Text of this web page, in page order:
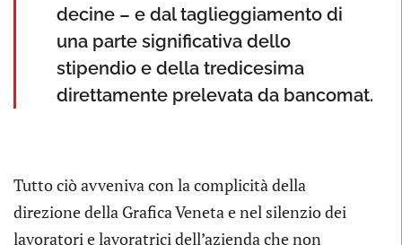
decine – e dal taglieggiamento di
una parte significativa dello
stipendio e della tredicesima
direttamente prelevata da bancomat.
Tutto ciò avveniva con la complicità della
direzione della Grafica Veneta e nel silenzio dei
lavoratori e lavoratrici dell’azienda che non